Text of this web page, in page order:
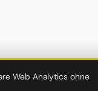
Web Analytics ohne